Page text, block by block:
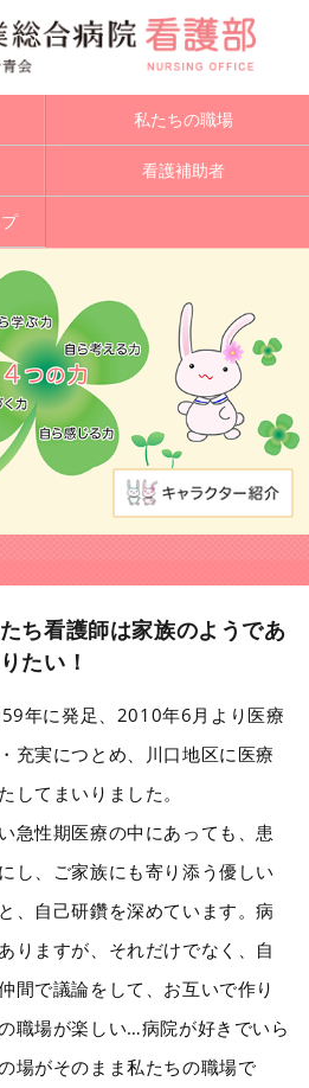
私たちの職場
看護補助者
ち看護師は家族のようであ
りたい！
年に発足、2010年6月より医療
充実につとめ、川口地区に医療
してまいりました。
急性期医療の中にあっても、患
し、ご家族にも寄り添う優しい
、自己研鑽を深めています。病
りますが、それだけでなく、自
間で議論をして、お互いで作り
職場が楽しい…病院が好きでいら
場がそのまま私たちの職場で